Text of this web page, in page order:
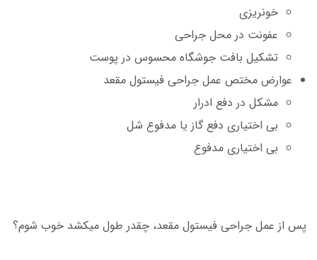
خونریزی
عفونت در محل جراحی
تشکیل بافت جوشگاه محسوس در پوست
عوارض مختص عمل جراحی فیستول مقعد
مشکل در دفع ادرار
بی اختیاری دفع گاز یا مدفوع شل
بی اختیاری مدفوع
پس از عمل جراحی فیستول مقعد، چقدر طول میکشد خوب شوم؟